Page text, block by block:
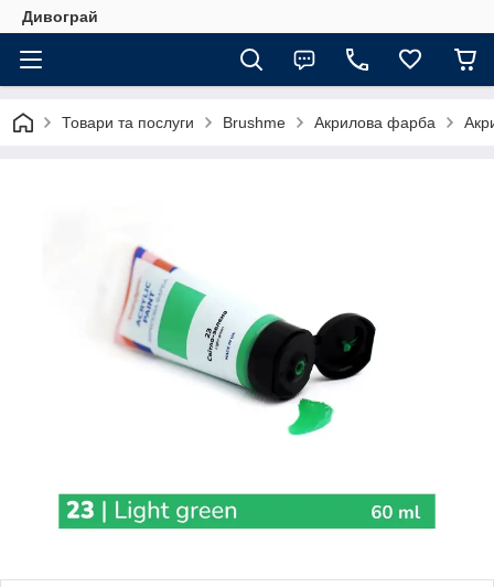
Дивограй
Товари та послуги Brushme Акрилова фарба